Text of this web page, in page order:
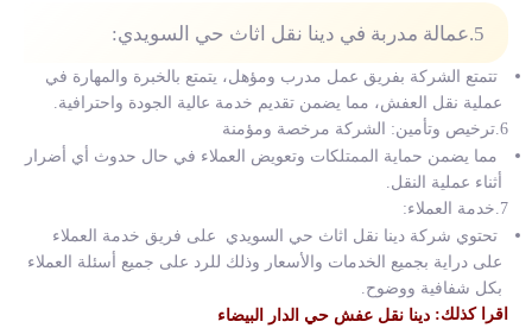
5.عمالة مدربة في دينا نقل اثاث حي السويدي:
تتمتع الشركة بفريق عمل مدرب ومؤهل، يتمتع بالخبرة والمهارة في
عملية نقل العفش، مما يضمن تقديم خدمة عالية الجودة واحترافية.
6.ترخيص وتأمين: الشركة مرخصة ومؤمنة
مما يضمن حماية الممتلكات وتعويض العملاء في حال حدوث أي أضرار
أثناء عملية النقل.
7.خدمة العملاء:
تحتوي شركة دينا نقل اثاث حي السويدي على فريق خدمة العملاء
على دراية بجميع الخدمات والأسعار وذلك للرد على جميع أسئلة العملاء
بكل شفافية ووضوح.
اقرا كذلك: دينا نقل عفش حي الدار البيضاء